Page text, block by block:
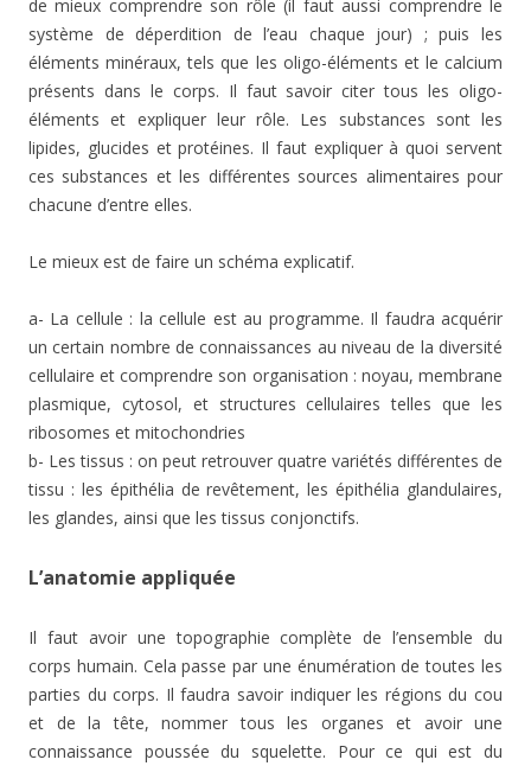
de mieux comprendre son rôle (il faut aussi comprendre le
système de déperdition de l’eau chaque jour) ; puis les
éléments minéraux, tels que les oligo-éléments et le calcium
présents dans le corps. Il faut savoir citer tous les oligo-
éléments et expliquer leur rôle. Les substances sont les
lipides, glucides et protéines. Il faut expliquer à quoi servent
ces substances et les différentes sources alimentaires pour
chacune d’entre elles.
Le mieux est de faire un schéma explicatif.
a- La cellule : la cellule est au programme. Il faudra acquérir
un certain nombre de connaissances au niveau de la diversité
cellulaire et comprendre son organisation : noyau, membrane
plasmique, cytosol, et structures cellulaires telles que les
ribosomes et mitochondries
b- Les tissus : on peut retrouver quatre variétés différentes de
tissu : les épithélia de revêtement, les épithélia glandulaires,
les glandes, ainsi que les tissus conjonctifs.
L’anatomie appliquée
Il faut avoir une topographie complète de l’ensemble du
corps humain. Cela passe par une énumération de toutes les
parties du corps. Il faudra savoir indiquer les régions du cou
et de la tête, nommer tous les organes et avoir une
connaissance poussée du squelette. Pour ce qui est du